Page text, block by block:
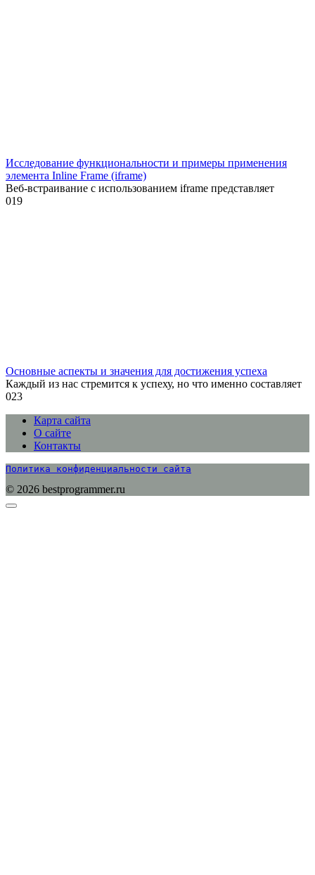
Исследование функциональности и примеры применения
элемента Inline Frame (iframe)
Веб-встраивание с использованием iframe представляет
019
Основные аспекты и значения для достижения успеха
Каждый из нас стремится к успеху, но что именно составляет
023
Карта сайта
О сайте
Контакты
Политика конфиденциальности сайта
© 2026 bestprogrammer.ru